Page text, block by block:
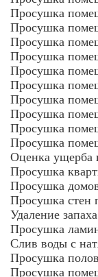
Просушка
Просушка
Просушка
Просушка
Просушка
Просушка
Просушка
Просушка
Просушка
Просушка
Оценка ущерба
Просушка
Просушка
Просушка стен
Удаление
Просушка
Слив воды с
Просушка
Просушка